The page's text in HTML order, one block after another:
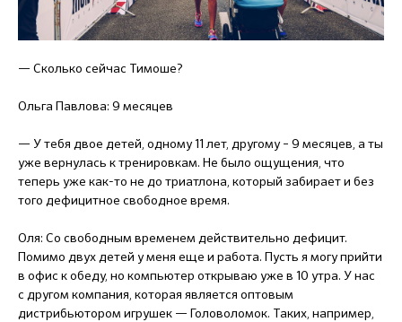
— Сколько сейчас Тимоше?
Ольга Павлова: 9 месяцев
— У тебя двое детей, одному 11 лет, другому – 9 месяцев, а ты
уже вернулась к тренировкам. Не было ощущения, что
теперь уже как-то не до триатлона, который забирает и без
того дефицитное свободное время.
Оля: Со свободным временем действительно дефицит.
Помимо двух детей у меня еще и работа. Пусть я могу прийти
в офис к обеду, но компьютер открываю уже в 10 утра. У нас
с другом компания, которая является оптовым
дистрибьютором игрушек — Головоломок. Таких, например,